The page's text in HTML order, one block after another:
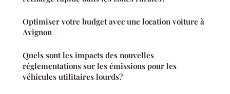
Optimiser votre budget avec une location voiture à
Avignon
Quels sont les impacts des nouvelles
réglementations sur les émissions pour les
véhicules utilitaires lourds?